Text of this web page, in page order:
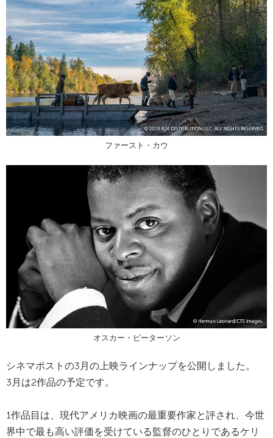
ファースト・カウ
オスカー・ピーターソン
シネマポストの3月の上映ラインナップを公開しました。
3月は2作品の予定です。
1作品目は、現代アメリカ映画の最重要作家と評され、今世
界中で最も高い評価を受けている監督のひとりであるケリ